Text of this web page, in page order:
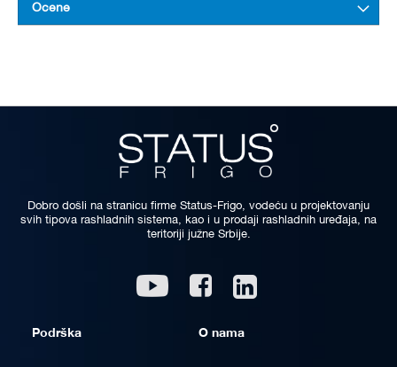
Ocene
Dobro došli na stranicu firme Status-Frigo, vodeću u projektovanju
svih tipova rashladnih sistema, kao i u prodaji rashladnih uređaja, na
teritoriji južne Srbije.
Youtube Facebook
Podrška O nama